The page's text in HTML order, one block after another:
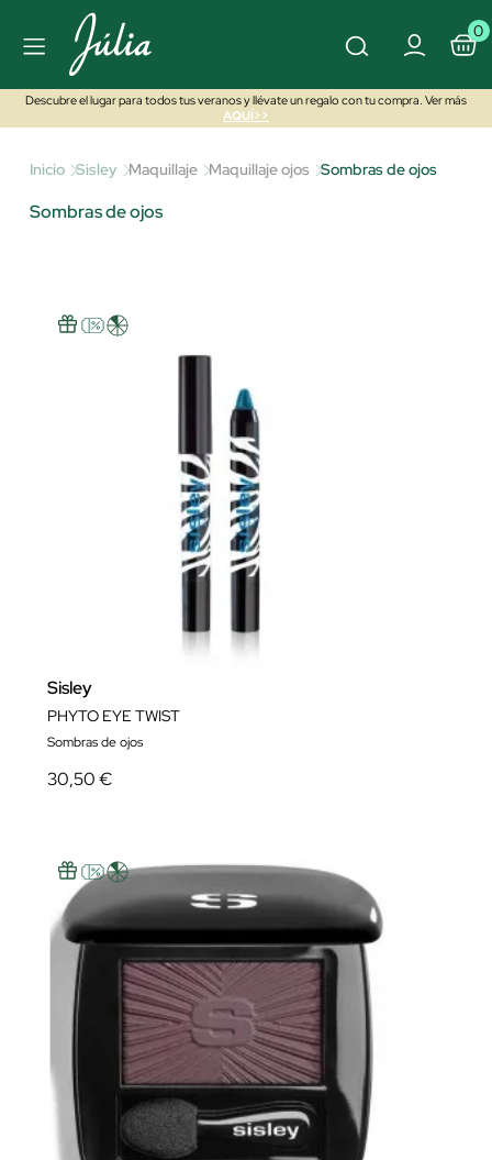
0
Descubre el lugar para todos tus veranos y llévate un regalo con tu compra. Ver más
AQUÍ>>
Inicio Sisley Maquillaje Maquillaje ojos Sombras de ojos
Sombras de ojos
Sisley
PHYTO EYE TWIST
Sombras de ojos
30,50 €